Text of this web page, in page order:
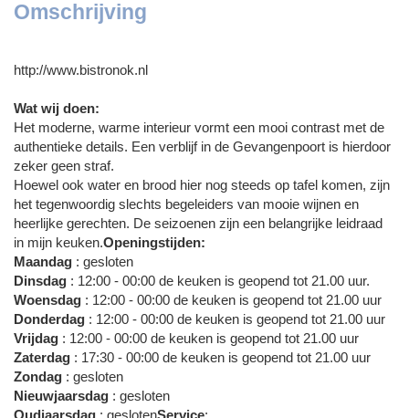
Omschrijving
http://www.bistronok.nl
Wat wij doen:
Het moderne, warme interieur vormt een mooi contrast met de
authentieke details. Een verblijf in de Gevangenpoort is hierdoor
zeker geen straf.
Hoewel ook water en brood hier nog steeds op tafel komen, zijn
het tegenwoordig slechts begeleiders van mooie wijnen en
heerlijke gerechten. De seizoenen zijn een belangrijke leidraad
in mijn keuken.Openingstijden:
Maandag : gesloten
Dinsdag : 12:00 - 00:00 de keuken is geopend tot 21.00 uur.
Woensdag : 12:00 - 00:00 de keuken is geopend tot 21.00 uur
Donderdag : 12:00 - 00:00 de keuken is geopend tot 21.00 uur
Vrijdag : 12:00 - 00:00 de keuken is geopend tot 21.00 uur
Zaterdag : 17:30 - 00:00 de keuken is geopend tot 21.00 uur
Zondag : gesloten
Nieuwjaarsdag : gesloten